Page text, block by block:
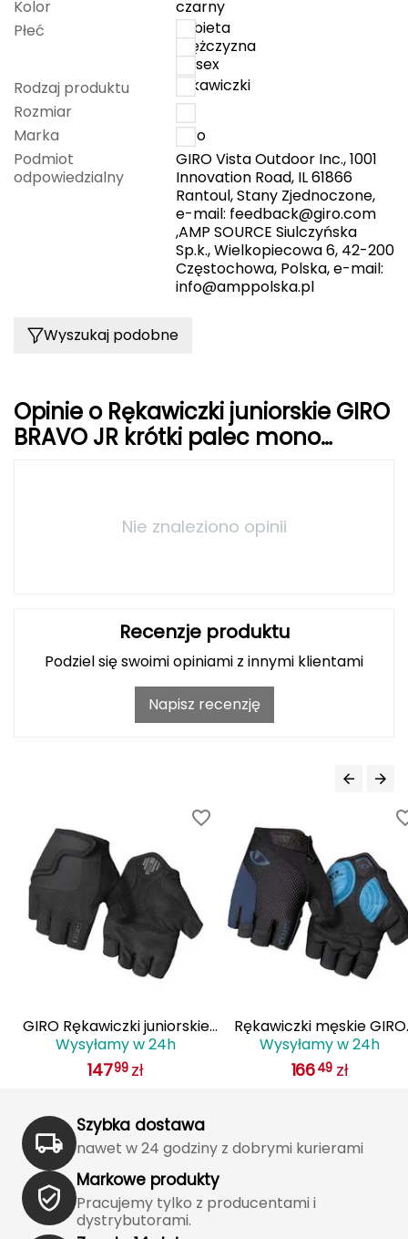
Giro
Granger's
Gregory
Grivel
HMS
Haago
IGLOO
JOMA
Jetboil
K2
KONG
Kari Traa
Karpos
Kolor
czarny
Płeć
kobieta
mężczyzna
unisex
Rodzaj produktu
rękawiczki
Rozmiar
Marka
Giro
Podmiot
odpowiedzialny
GIRO Vista Outdoor Inc., 1001
Innovation Road, IL 61866
Rantoul, Stany Zjednoczone,
e-mail: feedback@giro.com
,AMP SOURCE Siulczyńska
Sp.k., Wielkopiecowa 6, 42-200
Częstochowa, Polska, e-mail:
info@amppolska.pl
Wyszukaj podobne
Opinie o Rękawiczki juniorskie GIRO
BRAVO JR krótki palec mono
Nie znaleziono opinii
Recenzje produktu
Podziel się swoimi opiniami z innymi klientami
Napisz recenzję
GIRO Rękawiczki juniorskie
BRAVO JR czarny
Wysyłamy w 24h
14799 zł
Rękawiczki męskie GIRO
STRADEDURE SGEL krótki
palec midnight niebieski
Wysyłamy w 24h
16649 zł
Szybka dostawa
nawet w 24 godziny z dobrymi kurierami
Markowe produkty
Pracujemy tylko z producentami i
dystrybutorami.